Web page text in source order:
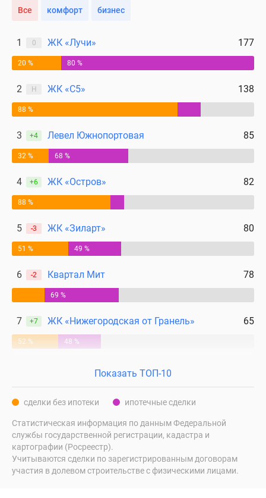
поселки
водоема
Коттеджные
поселки
Бизнес-
центры
Коттеджи
Скидки
акции
Макс
Все комфорт бизнес
1 0 ЖК «Лучи» 177
20 % 80 %
2 Н ЖК «С5» 138
88 %
3 +4 Левел Южнопортовая 85
32 % 68 %
4 +6 ЖК «Остров» 82
88 %
5 -3 ЖК «Зиларт» 80
51 % 49 %
6 -2 Квартал Мит 78
69 %
7 +7 ЖК «Нижегородская от Гранель» 65
52 % 48 %
Показать ТОП-10
сделки без ипотеки ипотечные сделки
Статистическая информация по данным Федеральной
службы государственной регистрации, кадастра и
картографии (Росреестр).
Учитываются сделки по зарегистрированным договорам
участия в долевом строительстве с физическими лицами.